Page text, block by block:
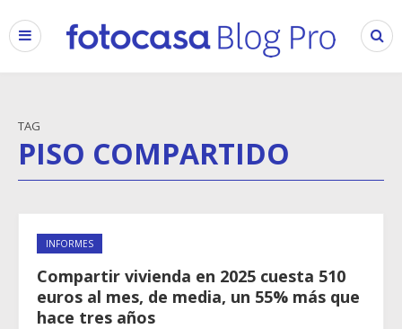
TAG
PISO COMPARTIDO
INFORMES
Compartir vivienda en 2025 cuesta 510
euros al mes, de media, un 55% más que
hace tres años